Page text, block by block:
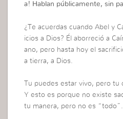
a! Hablan públicamente, sin
¿Te acuerdas cuando Abel y
icios a Dios? Él aborreció a
ano, pero hasta hoy el
a tierra, a Dios.
Tu puedes estar vivo, pero
Y esto es porque no existe
tu manera, pero no es “todo”.